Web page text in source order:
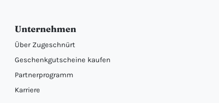
Unternehmen
Über Zugeschnürt
Geschenkgutscheine kaufen
Partnerprogramm
Karriere